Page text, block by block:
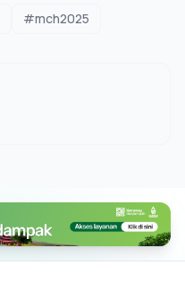
#mch2025